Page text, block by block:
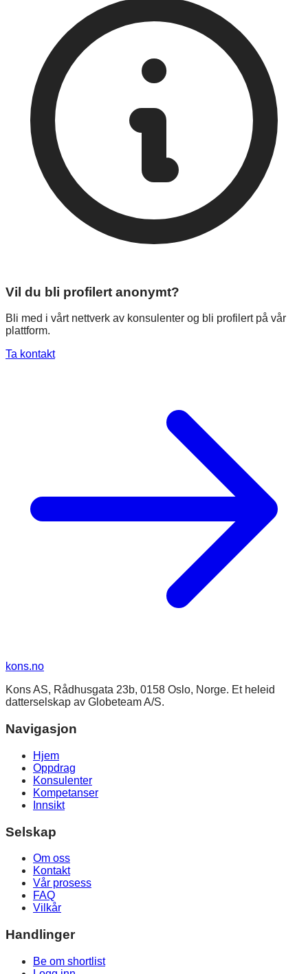
Vil du bli profilert anonymt?
Bli med i vårt nettverk av konsulenter og bli profilert på vår
plattform.
Ta kontakt
kons.no
Kons AS, Rådhusgata 23b, 0158 Oslo, Norge. Et heleid
datterselskap av Globeteam A/S.
Navigasjon
Hjem
Oppdrag
Konsulenter
Kompetanser
Innsikt
Selskap
Om oss
Kontakt
Vår prosess
FAQ
Vilkår
Handlinger
Be om shortlist